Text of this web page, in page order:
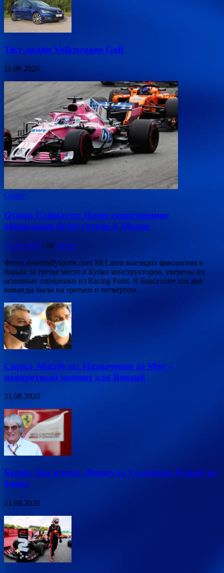
Тест-драйв Volkswagen Golf
11.08.2020
Спорт
Отмар Сафнауэр: Наше единственное
обновление будет готово к Монце
21.08.2020 - от admin
Фото: essentiallysports.com McLaren выглядит фаворитом в
борьбе за третье место в Кубке конструкторов, уверены их
основные соперники из Racing Point. В Барселоне эти две
команды были на третьем и четвёртом …
Сирил Абитбуль: Назначение де Мео –
поворотный момент для Renault
21.08.2020
Берни Экклстоун: Формула 1 платила Ferrari за
бренд
21.08.2020